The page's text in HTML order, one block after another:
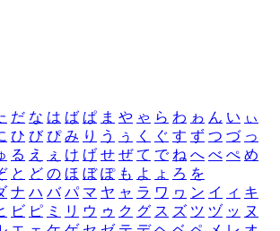
だ な は ば ぱ ま や ゃ ら わ ゎ ん い ぃ
ひ び ぴ み り う ぅ く ぐ す ず つ づ っ
る え ぇ け げ せ ぜ て で ね へ べ ぺ め
と ど の ほ ぼ ぽ も よ ょ ろ を
ナ ハ バ パ マ ヤ ャ ラ ワ ヮ ン イ ィ キ
ビ ピ ミ リ ウ ゥ ク グ ス ズ ツ ヅ ッ ヌ